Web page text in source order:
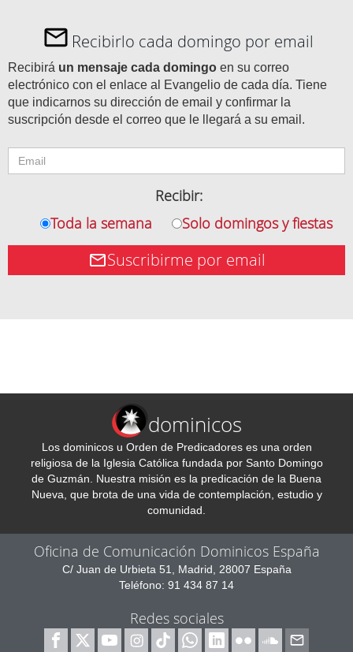
Recibirlo cada domingo por email
Recibirá un mensaje cada domingo en su correo
electrónico con el enlace al Evangelio de cada día. Tiene
que indicarnos su dirección de email y confirmar la
suscripción desde el correo que le llegará a su email.
Recibir:
Toda la semana
Solo domingos y fiestas
Suscribirme por email
dominicos
Los dominicos u Orden de Predicadores es una orden
religiosa de la Iglesia Católica fundada por Santo Domingo
de Guzmán. Nuestra misión es la predicación de la Buena
Nueva, que brota de una vida de contemplación, estudio y
comunidad.
Oficina de Comunicación Dominicos España
C/ Juan de Urbieta 51, Madrid, 28007 España
Teléfono: 91 434 87 14
Redes sociales